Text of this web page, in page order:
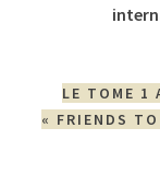
LE TOME 1
« FRIENDS